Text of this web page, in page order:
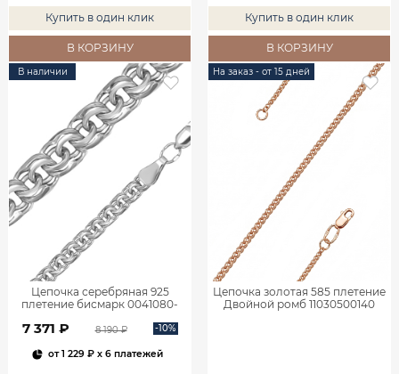
Купить в один клик
В КОРЗИНУ
Купить в один клик
В КОРЗИНУ
В наличии
Цепочка серебряная 925
плетение бисмарк 0041080-
7 371 ₽ 8 190 ₽ -10%
от1 229 ₽x 6 платежей
На заказ - от 15 дней
Цепочка золотая 585 плетение
Двойной ромб 11030500140